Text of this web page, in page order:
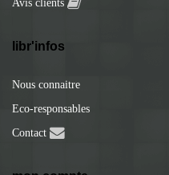
Avis clients
libr'infos
Nous connaitre
Eco-responsables
Contact